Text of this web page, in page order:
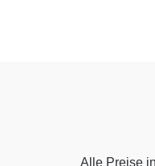
Alle Preise